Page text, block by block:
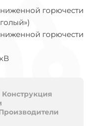
горючести
горючести
Конструкция